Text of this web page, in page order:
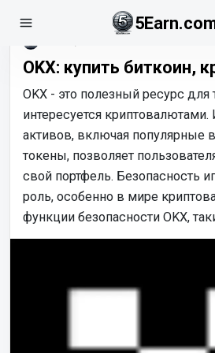
OKX: купить биткоин,
OKX - это полезный ресурс для
интересуется
активов, включая популярные
токены, позволяет
свой портфель. Безопасность
роль, особенно в мире
функции безопасности OKX,